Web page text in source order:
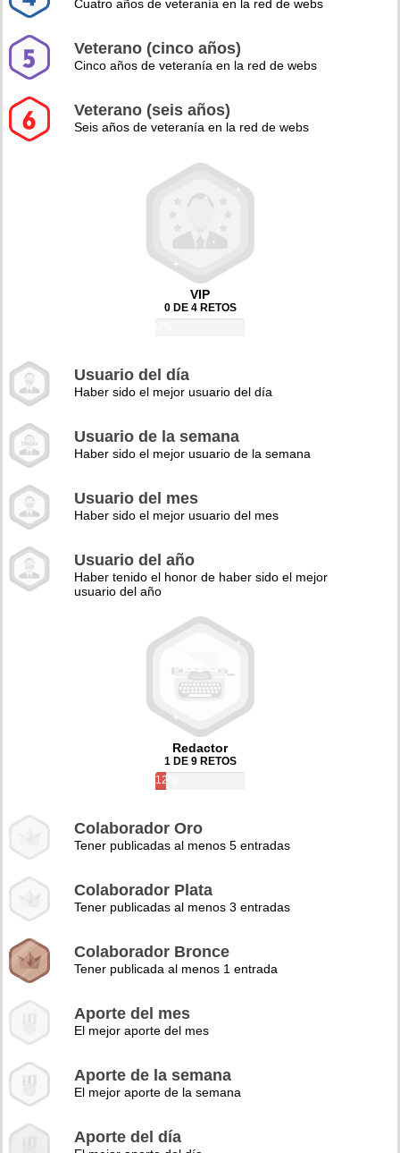
Cuatro años de veteranía en la red de webs
Veterano (cinco años)
Cinco años de veteranía en la red de webs
Veterano (seis años)
Seis años de veteranía en la red de webs
VIP
0 DE 4 RETOS
Usuario del día
Haber sido el mejor usuario del día
Usuario de la semana
Haber sido el mejor usuario de la semana
Usuario del mes
Haber sido el mejor usuario del mes
Usuario del año
Haber tenido el honor de haber sido el mejor
usuario del año
Redactor
1 DE 9 RETOS
12%
Colaborador Oro
Tener publicadas al menos 5 entradas
Colaborador Plata
Tener publicadas al menos 3 entradas
Colaborador Bronce
Tener publicada al menos 1 entrada
Aporte del mes
El mejor aporte del mes
Aporte de la semana
El mejor aporte de la semana
Aporte del día